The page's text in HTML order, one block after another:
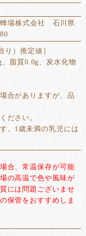
場株式会社 石川県
り）推定値］
脂質0.0g、炭水化物
合がありますが、品
ださい。
。1歳未満の乳児には
合、常温保存が可能
の高温で色や風味が
には問題ございませ
保管をおすすめしま